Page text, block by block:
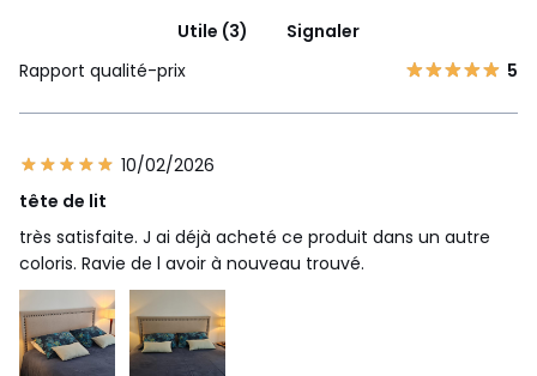
Utile (3)
Signaler
Rapport qualité-prix
5
10/02/2026
tête de lit
très satisfaite. J ai déjà acheté ce produit dans un autre
coloris. Ravie de l avoir à nouveau trouvé.